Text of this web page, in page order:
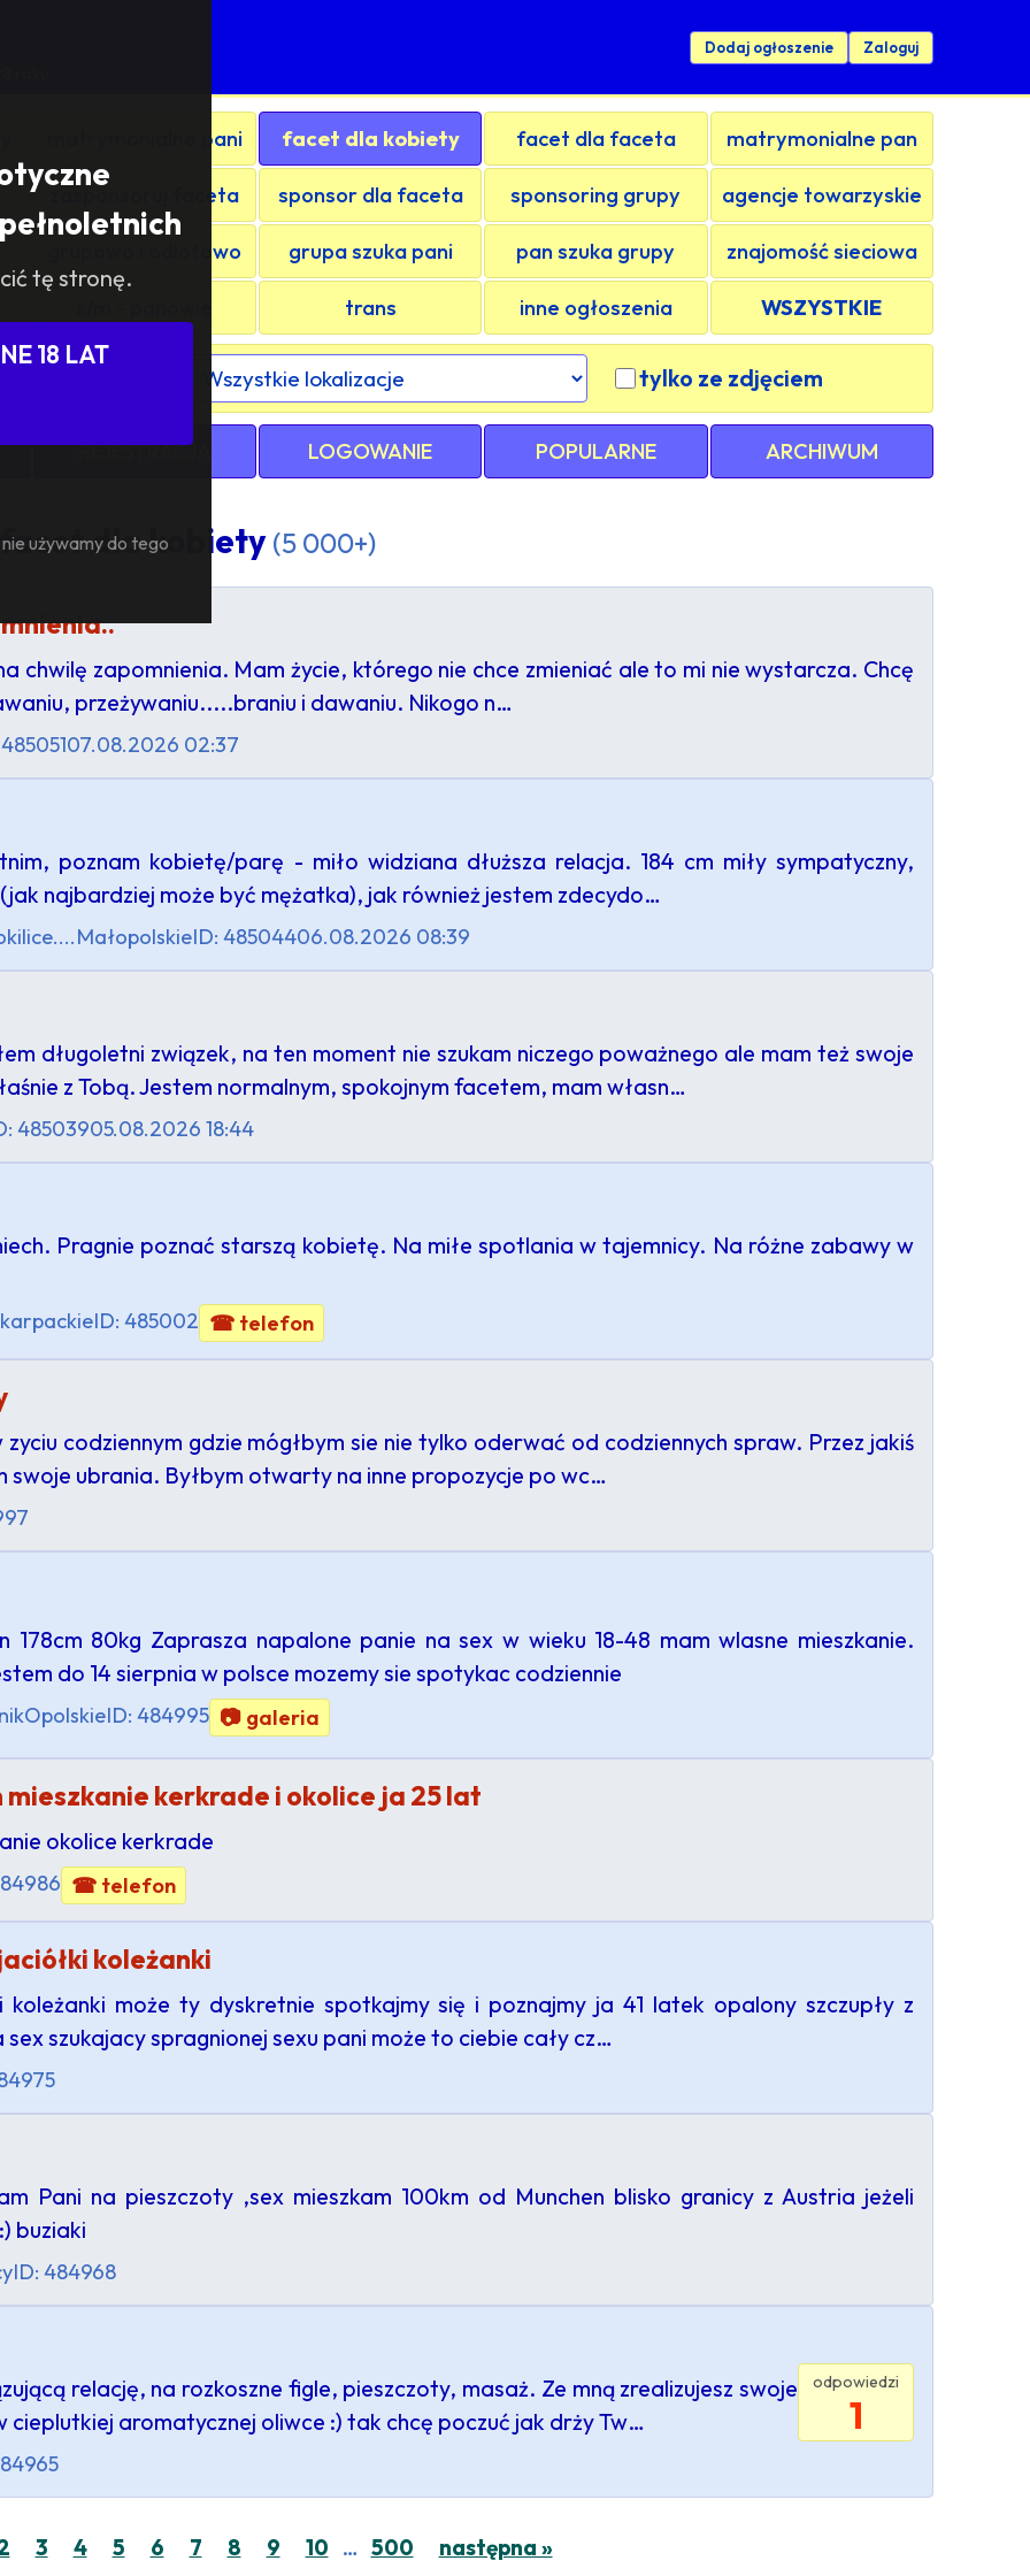
tę stronę.
18 LAT
używamy do tego
roku
Dodaj ogłoszenie Zaloguj
matrymonialne pani facet dla kobiety facet dla faceta matrymonialne pan
zasponsoruj faceta sponsor dla faceta sponsoring grupy agencje towarzyskie
grupowo i odlotowo grupa szuka pani pan szuka grupy znajomość sieciowa
trans inne ogłoszenia WSZYSTKIE
/ kraju: tylko ze zdjęciem
REJESTRACJA LOGOWANIE POPULARNE ARCHIWUM
dla kobiety (5 000+)
chwilę zapomnienia. Mam życie, którego nie chce zmieniać ale to mi nie wystarcza. Chcę
przeżywaniu.....braniu i dawaniu. Nikogo n…
07.08.2026 02:37
poznam kobietę/parę - miło widziana dłuższa relacja. 184 cm miły sympatyczny,
najbardziej może być mężatka), jak również jestem zdecydo…
MałopolskieID: 48504406.08.2026 08:39
długoletni związek, na ten moment nie szukam niczego poważnego ale mam też swoje
z Tobą. Jestem normalnym, spokojnym facetem, mam własn…
48503905.08.2026 18:44
Pragnie poznać starszą kobietę. Na miłe spotlania w tajemnicy. Na różne zabawy w
ID: 485002 ☎ telefon
codziennym gdzie mógłbym sie nie tylko oderwać od codziennych spraw. Przez jakiś
swoje ubrania. Byłbym otwarty na inne propozycje po wc…
178cm 80kg Zaprasza napalone panie na sex w wieku 18-48 mam wlasne mieszkanie.
do 14 sierpnia w polsce mozemy sie spotykac codziennie
OpolskieID: 484995 📷 galeria
mieszkanie kerkrade i okolice ja 25 lat
okolice kerkrade
☎ telefon
koleżanki
koleżanki może ty dyskretnie spotkajmy się i poznajmy ja 41 latek opalony szczupły z
szukajacy spragnionej sexu pani może to ciebie cały cz…
Pani na pieszczoty ,sex mieszkam 100km od Munchen blisko granicy z Austria jeżeli
buziaki
ID: 484968
relację, na rozkoszne figle, pieszczoty, masaż. Ze mną zrealizujesz swoje
aromatycznej oliwce :) tak chcę poczuć jak drży Tw…
odpowiedzi
1
3 4 5 6 7 8 9 10 … 500 następna »